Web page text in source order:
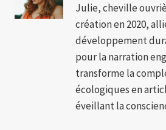
Julie, cheville
création en 2020,
développement
pour la narration
transforme la
écologiques en
éveillant la